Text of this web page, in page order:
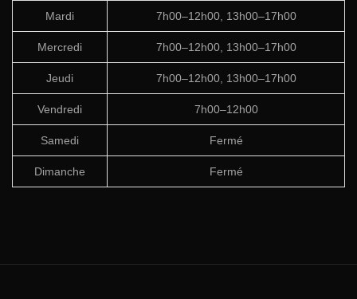
Mardi 7h00–12h00, 13h00–17h00
Mercredi 7h00–12h00, 13h00–17h00
Jeudi 7h00–12h00, 13h00–17h00
Vendredi 7h00–12h00
Samedi Fermé
Dimanche Fermé